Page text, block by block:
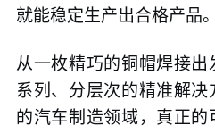
就能稳定生产出合格产品。
从一枚精巧的铜帽焊接
系列、分层次的精准解
的汽车制造领域，真正